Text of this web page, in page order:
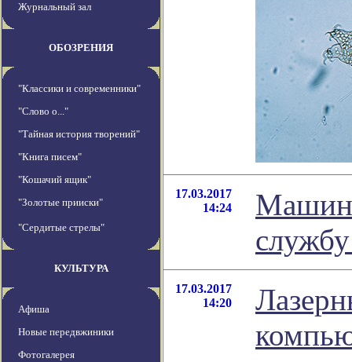
Журнальный зал
ОБОЗРЕНИЯ
"Классики и современники"
"Слово о..."
"Тайная история творений"
"Книга писем"
"Кошачий ящик"
"Золотые прииски"
"Сердитые стрелы"
КУЛЬТУРА
Афиша
Новые передвжиники
Фотогалерея
17.03.2017
14:24
17.03.2017
14:20